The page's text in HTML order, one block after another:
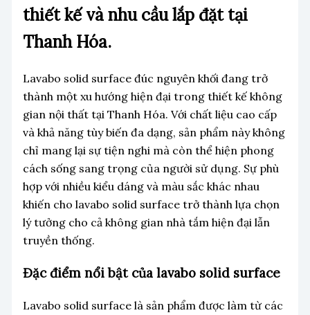
thiết kế và nhu cầu lắp đặt tại
Thanh Hóa.
Lavabo solid surface đúc nguyên khối đang trở
thành một xu hướng hiện đại trong thiết kế không
gian nội thất tại Thanh Hóa. Với chất liệu cao cấp
và khả năng tùy biến đa dạng, sản phẩm này không
chỉ mang lại sự tiện nghi mà còn thể hiện phong
cách sống sang trọng của người sử dụng. Sự phù
hợp với nhiều kiểu dáng và màu sắc khác nhau
khiến cho lavabo solid surface trở thành lựa chọn
lý tưởng cho cả không gian nhà tắm hiện đại lẫn
truyền thống.
Đặc điểm nổi bật của lavabo solid surface
Lavabo solid surface là sản phẩm được làm từ các